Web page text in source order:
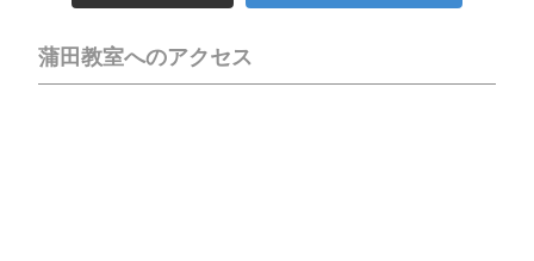
蒲田教室へのアクセス